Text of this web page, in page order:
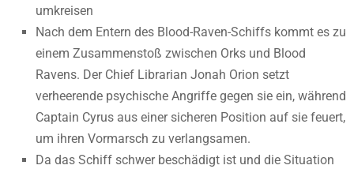
umkreisen
Nach dem Entern des Blood-Raven-Schiffs kommt es zu
einem Zusammenstoß zwischen Orks und Blood
Ravens. Der Chief Librarian Jonah Orion setzt
verheerende psychische Angriffe gegen sie ein, während
Captain Cyrus aus einer sicheren Position auf sie feuert,
um ihren Vormarsch zu verlangsamen.
Da das Schiff schwer beschädigt ist und die Situation